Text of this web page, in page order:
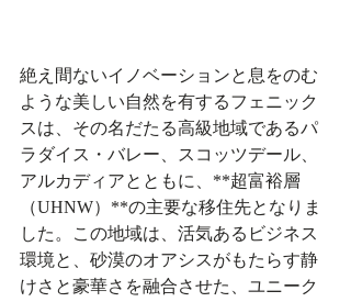
絶え間ないイノベーションと息をのむ
ような美しい自然を有するフェニック
スは、その名だたる高級地域であるパ
ラダイス・バレー、スコッツデール、
アルカディアとともに、**超富裕層
（UHNW）**の主要な移住先となりま
した。この地域は、活気あるビジネス
環境と、砂漠のオアシスがもたらす静
けさと豪華さを融合させた、ユニーク